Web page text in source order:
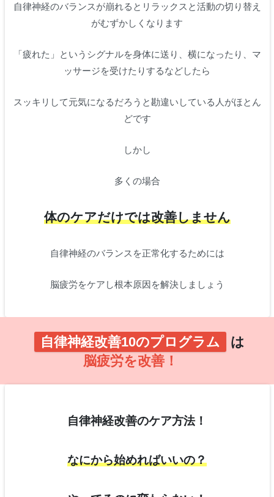
自律神経のバランスが崩れるとリラックスと活動の切り替え
がむずかしくなります
「疲れた」というシグナルを身体に送り、横になったり、マ
ッサージを受けたりするなどしたら
スッキリして元気になるだろうと勘違いしている人がほとん
どです
しかし
多くの場合
体のケアだけでは改善しません
自律神経のバランスを正常化するためには
脳疲労をケアし根本原因を解決しましょう
自律神経改善10のプログラム
は
脳疲労を改善！
自律神経改善のケア方法！
なにから始めればいいの？